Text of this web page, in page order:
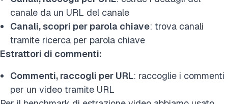
canale da un URL del canale
Canali, scopri per parola chiave: trova canali
tramite ricerca per parola chiave
Estrattori di commenti:
Commenti, raccogli per URL: raccoglie i commenti
per un video tramite URL